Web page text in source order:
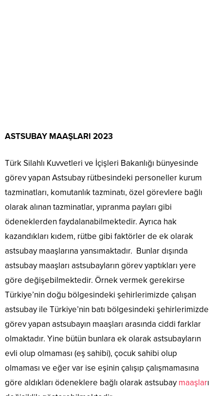
ASTSUBAY MAAŞLARI 2023
Türk Silahlı Kuvvetleri ve İçişleri Bakanlığı bünyesinde
görev yapan Astsubay rütbesindeki personeller kurum
tazminatları, komutanlık tazminatı, özel görevlere bağlı
olarak alınan tazminatlar, yıpranma payları gibi
ödeneklerden faydalanabilmektedir. Ayrıca hak
kazandıkları kıdem, rütbe gibi faktörler de ek olarak
astsubay maaşlarına yansımaktadır. Bunlar dışında
astsubay maaşları astsubayların görev yaptıkları yere
göre değişebilmektedir. Örnek vermek gerekirse
Türkiye’nin doğu bölgesindeki şehirlerimizde çalışan
astsubay ile Türkiye’nin batı bölgesindeki şehirlerimizde
görev yapan astsubayın maaşları arasında ciddi farklar
olmaktadır. Yine bütün bunlara ek olarak astsubayların
evli olup olmaması (eş sahibi), çocuk sahibi olup
olmaması ve eğer var ise eşinin çalışıp çalışmamasına
göre aldıkları ödeneklere bağlı olarak astsubay maaşları